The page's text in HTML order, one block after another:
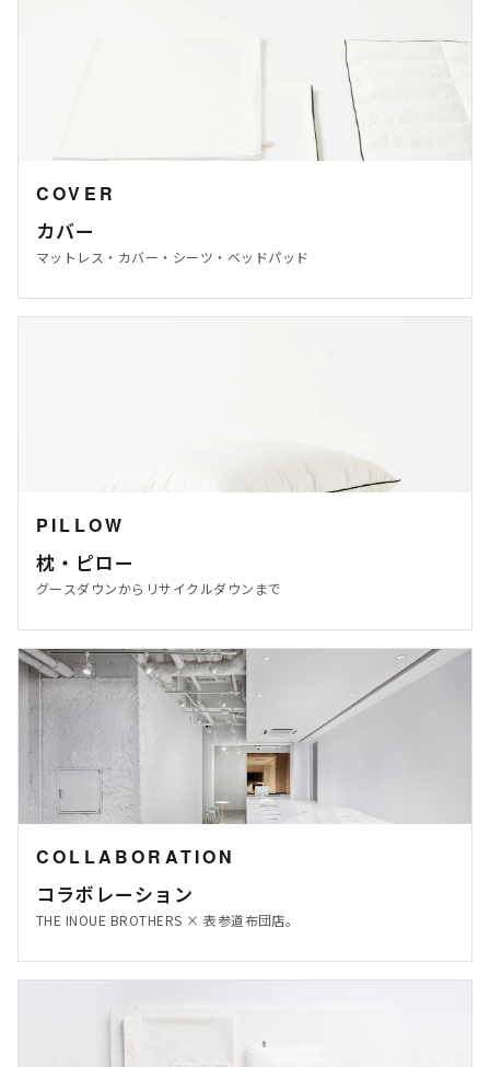
COVER
カバー
マットレス・カバー・シーツ・ベッドパッド
PILLOW
枕・ピロー
グースダウンからリサイクルダウンまで
COLLABORATION
コラボレーション
THE INOUE BROTHERS × 表参道布団店。